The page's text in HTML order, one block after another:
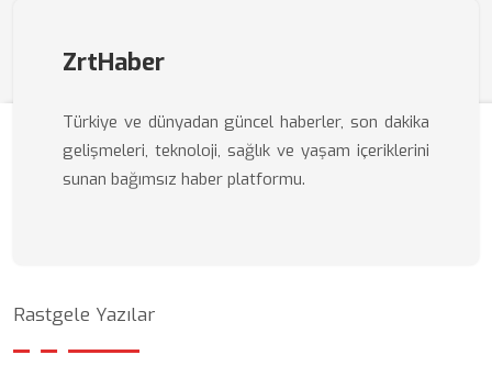
ZrtHaber
Türkiye ve dünyadan güncel haberler, son dakika
gelişmeleri, teknoloji, sağlık ve yaşam içeriklerini
sunan bağımsız haber platformu.
Rastgele Yazılar